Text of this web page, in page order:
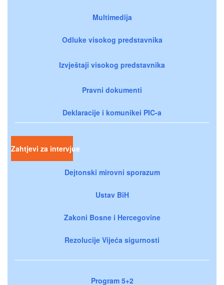
Multimedija
Odluke visokog predstavnika
Izvještaji visokog predstavnika
Pravni dokumenti
Deklaracije i komunikei PIC-a
Zahtjevi za intervjue
Dejtonski mirovni sporazum
Ustav BiH
Zakoni Bosne i Hercegovine
Rezolucije Vijeća sigurnosti
Program 5+2